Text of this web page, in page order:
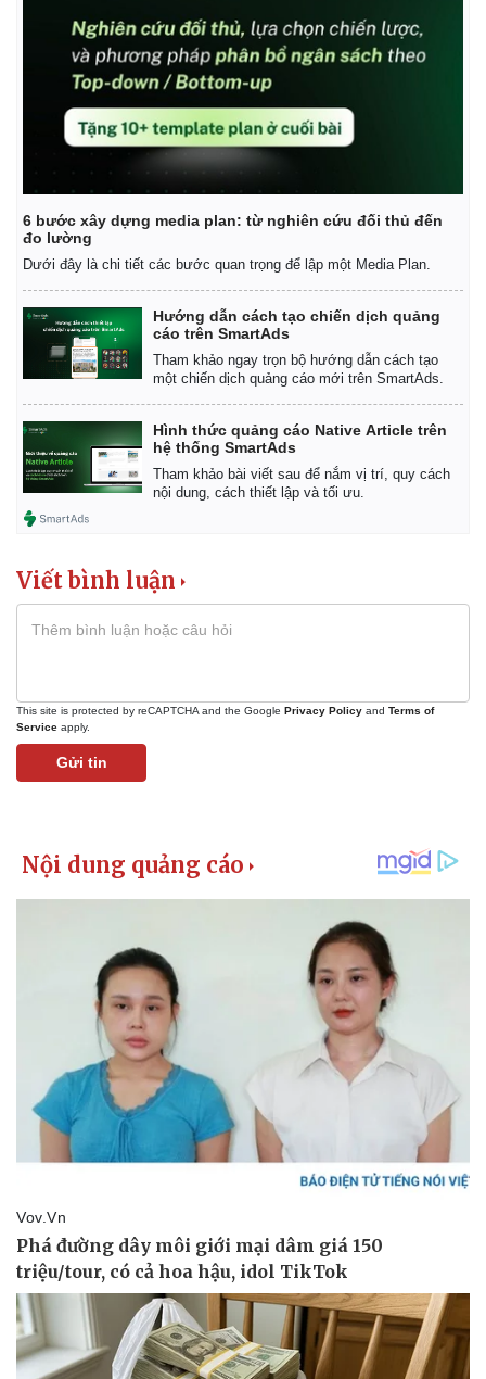
Kinh tế
Giá cà phê
6 bước xây dựng media plan: từ nghiên cứu đối thủ đến
đo lường
Dưới đây là chi tiết các bước quan trọng để lập một Media Plan.
Hướng dẫn cách tạo chiến dịch quảng
cáo trên SmartAds
Tham khảo ngay trọn bộ hướng dẫn cách tạo
một chiến dịch quảng cáo mới trên SmartAds.
Hình thức quảng cáo Native Article trên
hệ thống SmartAds
Tham khảo bài viết sau để nắm vị trí, quy cách
nội dung, cách thiết lập và tối ưu.
Viết bình luận
This site is protected by reCAPTCHA and the Google Privacy Policy and Terms of
Service apply.
Gửi tin